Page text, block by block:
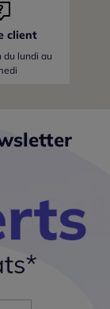
client
du lundi au